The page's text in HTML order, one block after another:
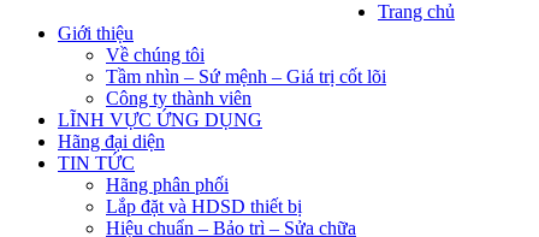
Trang chủ
Giới thiệu
Về chúng tôi
Tầm nhìn – Sứ mệnh – Giá trị cốt lõi
Công ty thành viên
LĨNH VỰC ỨNG DỤNG
Hãng đại diện
TIN TỨC
Hãng phân phối
Lắp đặt và HDSD thiết bị
Hiệu chuẩn – Bảo trì – Sửa chữa